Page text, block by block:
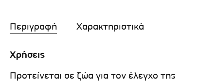
Περιγραφή Χαρακτηριστικά
Χρήσεις
Προτείνεται σε ζώα για τον έλεγχο της